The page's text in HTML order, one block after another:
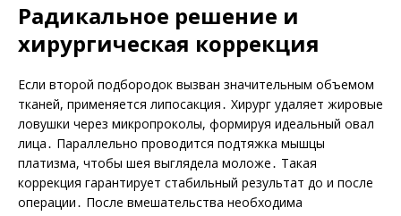
Радикальное решение и
хирургическая коррекция
Если второй подбородок вызван значительным объемом
тканей, применяется липосакция․ Хирург удаляет жировые
ловушки через микропроколы, формируя идеальный овал
лица․ Параллельно проводится подтяжка мышцы
платизма, чтобы шея выглядела моложе․ Такая
коррекция гарантирует стабильный результат до и после
операции․ После вмешательства необходима